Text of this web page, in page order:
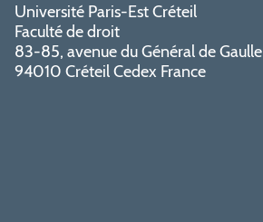
Université Paris-Est Créteil
Faculté de droit
83-85, avenue du Général de Gaulle
94010 Créteil Cedex France